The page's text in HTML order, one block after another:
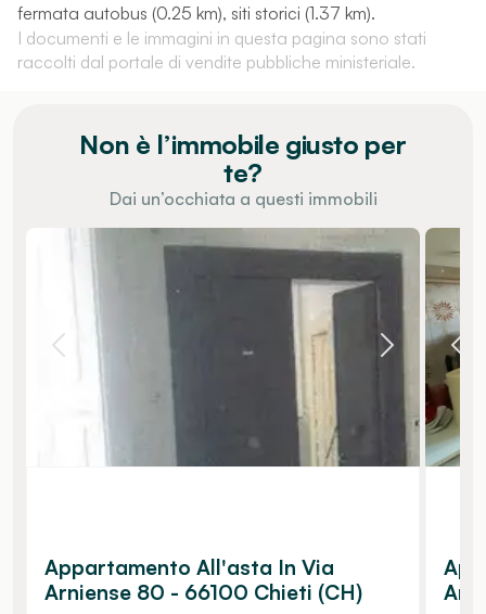
fermata autobus (0.25 km), siti storici (1.37 km).
I documenti e le immagini in questa pagina sono stati
raccolti dal portale di vendite pubbliche ministeriale.
Non è l’immobile giusto per
te?
Dai un’occhiata a questi immobili
Appartamento All'asta In Via
Arniense 80 - 66100 Chieti (CH)